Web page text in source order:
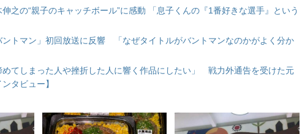
伸之の“親子のキャッチボール”に感動 「息子くんの『1番好きな選手』という
ントマン」初回放送に反響 「なぜタイトルがバントマンなのかがよく分か
めてしまった人や挫折した人に響く作品にしたい」 戦力外通告を受けた元
タビュー】